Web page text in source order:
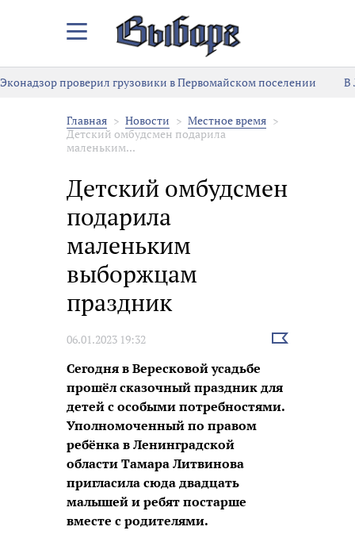
Закрыть/
меню
Эконадзор проверил грузовики в Первомайском поселении
В
Главная Новости
Местное время
Детский омбудсмен подарила
маленьким...
Детский омбудсмен
подарила
маленьким
выборжцам
праздник
06.01.2023 19:32
Выбрать
Сегодня в Вересковой усадьбе
прошёл сказочный праздник для
детей с особыми потребностями.
Уполномоченный по правом
ребёнка в Ленинградской
области Тамара Литвинова
пригласила сюда двадцать
малышей и ребят постарше
вместе с родителями.